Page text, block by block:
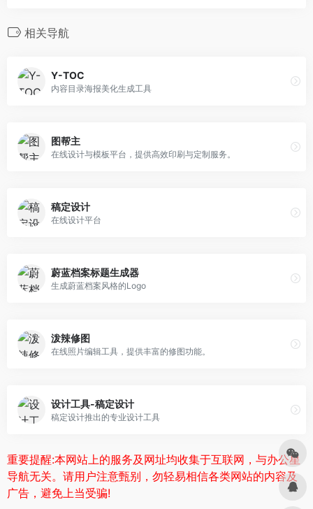
相关导航
Y-TOC
内容目录海报美化生成工具
图帮主
在线设计与模板平台，提供高效印刷与定制服务。
稿定设计
在线设计平台
蔚蓝档案标题生成器
生成蔚蓝档案风格的Logo
泼辣修图
在线照片编辑工具，提供丰富的修图功能。
设计工具-稿定设计
稿定设计推出的专业设计工具
重要提醒:本网站上的服务及网址均收集于互联网，与办公星
导航无关。请用户注意甄别，勿轻易相信各类网站的内容及
广告，避免上当受骗!